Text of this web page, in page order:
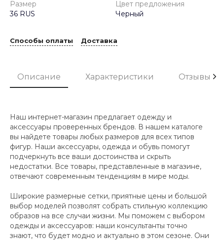
Размер
36 RUS
Цвет предложения
Черный
Способы оплаты Доставка
Описание Характеристики Отзывы
Наш интернет-магазин предлагает одежду и
аксессуары проверенных брендов. В нашем каталоге
вы найдете товары любых размеров для всех типов
фигур. Наши аксессуары, одежда и обувь помогут
подчеркнуть все ваши достоинства и скрыть
недостатки. Все товары, представленные в магазине,
отвечают современным тенденциям в мире моды.
Широкие размерные сетки, приятные цены и большой
выбор моделей позволят собрать стильную коллекцию
образов на все случаи жизни. Мы поможем с выбором
одежды и аксессуаров: наши консультанты точно
знают, что будет модно и актуально в этом сезоне. Они